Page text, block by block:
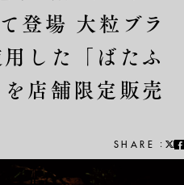
EN
登場 大粒ブラ
した「ばたふ
店舗限定販売
SHARE :